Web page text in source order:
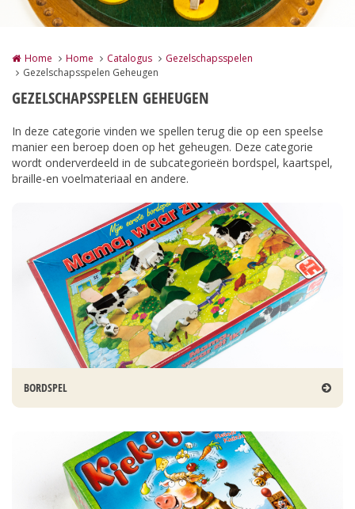
Home Home Catalogus
Gezelschapsspelen
Gezelschapsspelen Geheugen
GEZELSCHAPSSPELEN GEHEUGEN
In deze categorie vinden we spellen terug die op een speelse
manier een beroep doen op het geheugen. Deze categorie
wordt onderverdeeld in de subcategorieën bordspel, kaartspel,
braille-en voelmateriaal en andere.
BORDSPEL